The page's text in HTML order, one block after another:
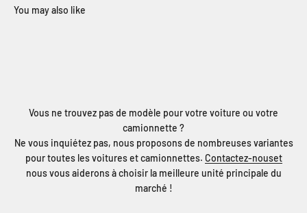
Vous ne trouvez pas de modèle pour votre voiture ou votre
camionnette ?
Ne vous inquiétez pas, nous proposons de nombreuses variantes
pour toutes les voitures et camionnettes. Contactez-nouset
nous vous aiderons à choisir la meilleure unité principale du
marché !